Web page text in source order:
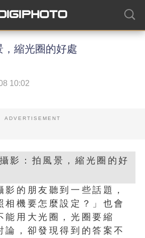
縮光圈的好處
10:02
ADVERTISEMENT
影的朋友聽到一些話題，
相機要怎麼設定？」也會
能用大光圈，光圈要縮
論，卻發現得到的答案不